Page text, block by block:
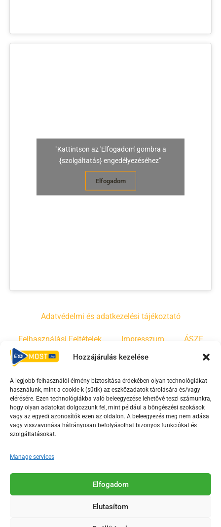
Hozzájárulás kezelése
A legjobb felhasználói élmény biztosítása érdekében olyan technológiákat
használunk, mint a cookie-k (sütik) az eszközadatok tárolására és/vagy
elérésére. Ezen technológiákba való beleegyezése lehetővé teszi számunkra,
hogy olyan adatokat dolgozzunk fel, mint például a böngészési szokások
vagy az egyedi azonosítók ezen az oldalon. A beleegyezés meg nem adása
vagy visszavonása hátrányosan befolyásolhat bizonyos funkciókat és
szolgáltatásokat.
Manage services
Elfogadom
Elutasítom
"Kattintson az 'Elfogadom' gombra a
{szolgáltatás} engedélyezéséhez"
Elfogadom
Adatvédelmi és adatkezelési tájékoztató
Felhasználási Feltételek Impresszum ÁSZF
Irányelvek Moderálási szabályzat
F
a
c
e
o
o
-
Y
o
u
t
b
e
s
T
i
k
Az Érd Média médiaszolgáltatási tevékenységét a
Médiatanács a Magyar Média Mecenatúra program